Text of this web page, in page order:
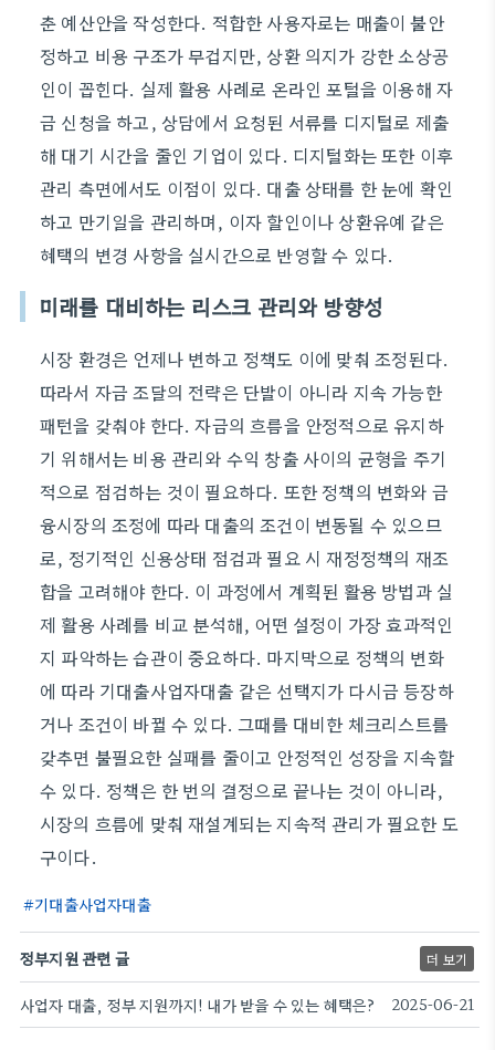
춘 예산안을 작성한다. 적합한 사용자로는 매출이 불안
정하고 비용 구조가 무겁지만, 상환 의지가 강한 소상공
인이 꼽힌다. 실제 활용 사례로 온라인 포털을 이용해 자
금 신청을 하고, 상담에서 요청된 서류를 디지털로 제출
해 대기 시간을 줄인 기업이 있다. 디지털화는 또한 이후
관리 측면에서도 이점이 있다. 대출 상태를 한 눈에 확인
하고 만기일을 관리하며, 이자 할인이나 상환유예 같은
혜택의 변경 사항을 실시간으로 반영할 수 있다.
미래를 대비하는 리스크 관리와 방향성
시장 환경은 언제나 변하고 정책도 이에 맞춰 조정된다.
따라서 자금 조달의 전략은 단발이 아니라 지속 가능한
패턴을 갖춰야 한다. 자금의 흐름을 안정적으로 유지하
기 위해서는 비용 관리와 수익 창출 사이의 균형을 주기
적으로 점검하는 것이 필요하다. 또한 정책의 변화와 금
융시장의 조정에 따라 대출의 조건이 변동될 수 있으므
로, 정기적인 신용상태 점검과 필요 시 재정정책의 재조
합을 고려해야 한다. 이 과정에서 계획된 활용 방법과 실
제 활용 사례를 비교 분석해, 어떤 설정이 가장 효과적인
지 파악하는 습관이 중요하다. 마지막으로 정책의 변화
에 따라 기대출사업자대출 같은 선택지가 다시금 등장하
거나 조건이 바뀔 수 있다. 그때를 대비한 체크리스트를
갖추면 불필요한 실패를 줄이고 안정적인 성장을 지속할
수 있다. 정책은 한 번의 결정으로 끝나는 것이 아니라,
시장의 흐름에 맞춰 재설계되는 지속적 관리가 필요한 도
구이다.
기대출사업자대출
정부지원 관련 글 더 보기
사업자 대출, 정부 지원까지! 내가 받을 수 있는 혜택은? 2025-06-21